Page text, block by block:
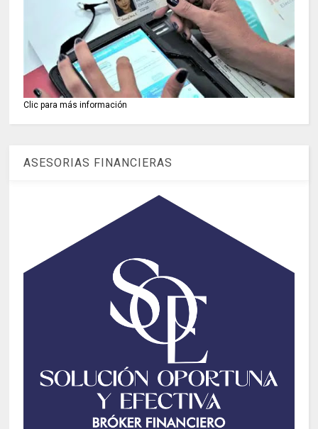
Clic para más información
ASESORIAS FINANCIERAS